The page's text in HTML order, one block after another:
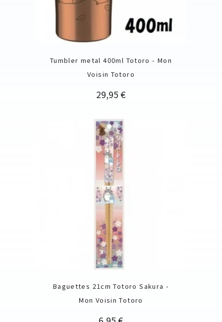
Tumbler metal 400ml Totoro - Mon
Voisin Totoro
Prix
29,95 €
Baguettes 21cm Totoro Sakura -
Mon Voisin Totoro
Prix